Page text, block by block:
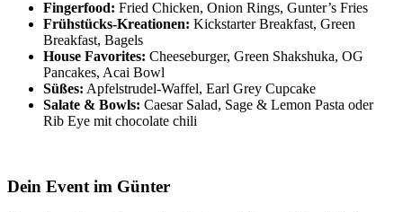
Fingerfood: Fried Chicken, Onion Rings, Gunter’s Fries
Frühstücks-Kreationen: Kickstarter Breakfast, Green
Breakfast, Bagels
House Favorites: Cheeseburger, Green Shakshuka, OG
Pancakes, Acai Bowl
Süßes: Apfelstrudel-Waffel, Earl Grey Cupcake
Salate & Bowls: Caesar Salad, Sage & Lemon Pasta oder
Rib Eye mit chocolate chili
Dein Event im Günter